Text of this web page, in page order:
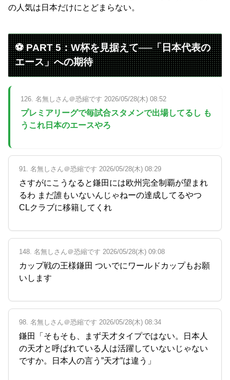
の人気は日本だけにとどまらない。
⚽ PART 5：W杯を見据えて──「日本代表の
エース」への期待
126. 名無しさん＠恐縮です 2026/05/28(木) 08:52
プレミアリーグで毎試合スタメンで出場してるし も
うこれ日本のエースやろ
91. 名無しさん＠恐縮です 2026/05/28(木) 08:29
さすがにこうなると鎌田には欧州完全制覇が望まれ
るわ まだ誰もいないんじゃねーの達成してるやつ
CLクラブに移籍してくれ
148. 名無しさん＠恐縮です 2026/05/28(木) 09:08
カップ戦の王様鎌田 ついでにワールドカップもお願
いします
98. 名無しさん＠恐縮です 2026/05/28(木) 08:34
鎌田「そもそも、まず天才タイプではない。日本人
の天才と呼ばれている人は活躍していないじゃない
ですか。日本人の言う”天才”は違う」